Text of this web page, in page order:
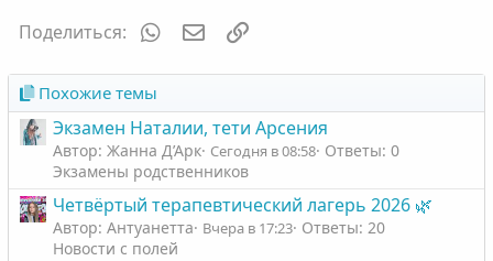
Поделиться: WhatsAppЭлектронная почта
Похожие темы
Экзамен Наталии, тети Арсения
Автор: Жанна Д’Арк Сегодня в 08:58 Ответы: 0
Экзамены родственников
Четвёртый терапевтический лагерь 2026 🌿
Автор: Антуанетта Вчера в 17:23 Ответы: 20
Новости с полей